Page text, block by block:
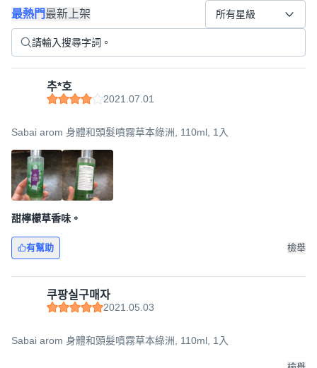
最熱門最新上架 所有星級
추*호
2021.07.01
Sabai arom 身體和頭髮噴霧草本綠洲, 110ml, 1入
甜檸檬草香味。
有幫助 檢舉
쿠팡실구매자
2021.05.03
Sabai arom 身體和頭髮噴霧草本綠洲, 110ml, 1入